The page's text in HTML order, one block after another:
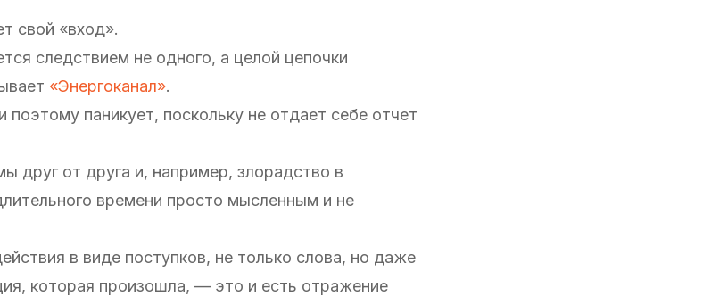
свой «вход».
следствием не одного, а целой цепочки
«Энергоканал».
паникует, поскольку не отдает себе отчет
друг от друга и, например, злорадство в
времени просто мысленным и не
в виде поступков, не только слова, но даже
которая произошла, — это и есть отражение